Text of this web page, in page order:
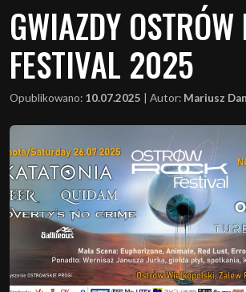
GWIAZDY
FESTIVAL 2025
Opublikowano: 10.07.2025 Autor: Mariusz